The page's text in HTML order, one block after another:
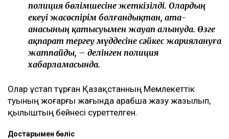
полиция бөлімшесіне жеткізілді. Олардың
екеуі жасөспірім болғандықтан, ата-
анасының қатысуымен жауап алынуда. Өзге
ақпарат тергеу мүддесіне сәйкес жариялануға
жатпайды, – делінген полиция
хабарламасында.
Олар ұстап тұрған Қазақстанның Мемлекеттік
туының жоғарғы жағында арабша жазу жазылып,
қылыштың бейнесі суреттелген.
Достарыңмен бөліс